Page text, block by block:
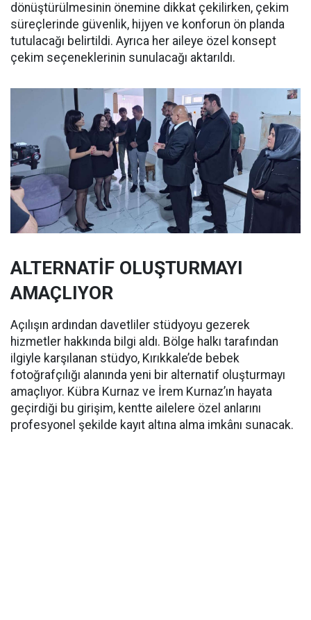
dönüştürülmesinin önemine dikkat çekilirken, çekim
süreçlerinde güvenlik, hijyen ve konforun ön planda
tutulacağı belirtildi. Ayrıca her aileye özel konsept
çekim seçeneklerinin sunulacağı aktarıldı.
ALTERNATİF OLUŞTURMAYI
AMAÇLIYOR
Açılışın ardından davetliler stüdyoyu gezerek
hizmetler hakkında bilgi aldı. Bölge halkı tarafından
ilgiyle karşılanan stüdyo, Kırıkkale’de bebek
fotoğrafçılığı alanında yeni bir alternatif oluşturmayı
amaçlıyor. Kübra Kurnaz ve İrem Kurnaz’ın hayata
geçirdiği bu girişim, kentte ailelere özel anlarını
profesyonel şekilde kayıt altına alma imkânı sunacak.